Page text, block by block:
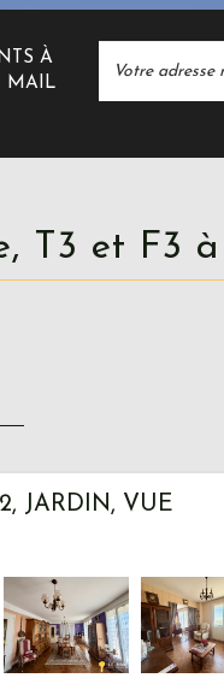
À
MAIL
T3 et F3
JARDIN, VUE